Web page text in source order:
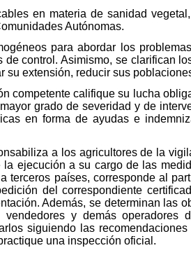
en materia de sanidad
Autónomas.
para abordar los
control. Asimismo, se clarifican
su extensión, reducir sus
competente califique su lucha
grado de severidad y de
en forma de ayudas e
a los agricultores de la
ejecución a su cargo de las
terceros países, corresponde al
del correspondiente
Además, se determinan las
y demás operadores
siguiendo las
una inspección oficial.